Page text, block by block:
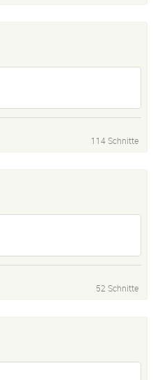
114 Schnitte
52 Schnitte